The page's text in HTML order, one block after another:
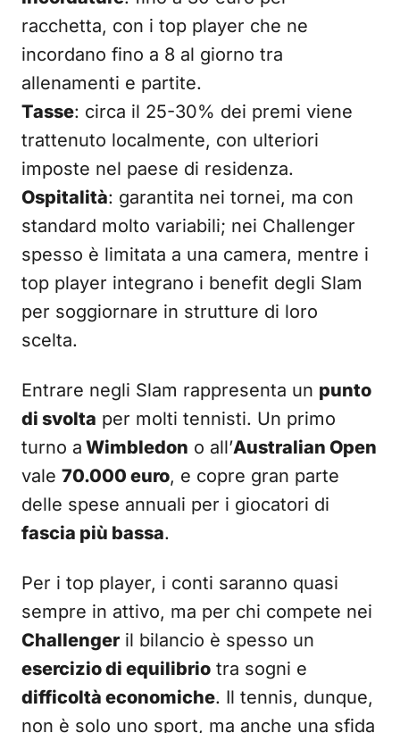
racchetta, con i top player che ne
incordano fino a 8 al giorno tra
allenamenti e partite.
Tasse: circa il 25-30% dei premi viene
trattenuto localmente, con ulteriori
imposte nel paese di residenza.
Ospitalità: garantita nei tornei, ma con
standard molto variabili; nei Challenger
spesso è limitata a una camera, mentre i
top player integrano i benefit degli Slam
per soggiornare in strutture di loro
scelta.
Entrare negli Slam rappresenta un punto
di svolta per molti tennisti. Un primo
turno a Wimbledon o all’Australian Open
vale 70.000 euro, e copre gran parte
delle spese annuali per i giocatori di
fascia più bassa.
Per i top player, i conti saranno quasi
sempre in attivo, ma per chi compete nei
Challenger il bilancio è spesso un
esercizio di equilibrio tra sogni e
difficoltà economiche. Il tennis, dunque,
non è solo uno sport, ma anche una sfida